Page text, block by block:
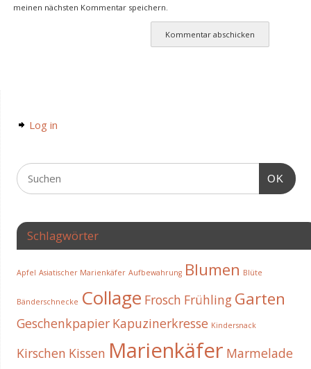
meinen nächsten Kommentar speichern.
Log in
OK
Schlagwörter
Apfel Asiatischer Marienkäfer Aufbewahrung Blumen Blüte
Bänderschnecke Collage Frosch Frühling Garten
Geschenkpapier Kapuzinerkresse Kindersnack
Kirschen Kissen Marienkäfer Marmelade